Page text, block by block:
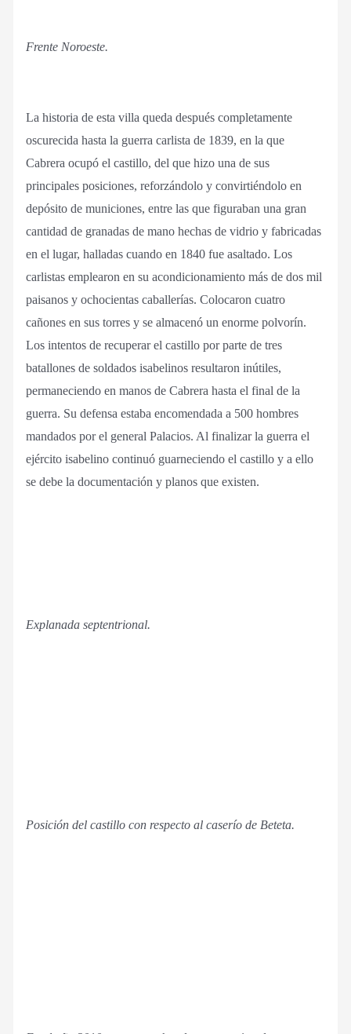
Frente Noroeste.
La historia de esta villa queda después completamente
oscurecida hasta la guerra carlista de 1839, en la que
Cabrera ocupó el castillo, del que hizo una de sus
principales posiciones, reforzándolo y convirtiéndolo en
depósito de municiones, entre las que figuraban una gran
cantidad de granadas de mano hechas de vidrio y fabricadas
en el lugar, halladas cuando en 1840 fue asaltado. Los
carlistas emplearon en su acondicionamiento más de dos mil
paisanos y ochocientas caballerías. Colocaron cuatro
cañones en sus torres y se almacenó un enorme polvorín.
Los intentos de recuperar el castillo por parte de tres
batallones de soldados isabelinos resultaron inútiles,
permaneciendo en manos de Cabrera hasta el final de la
guerra. Su defensa estaba encomendada a 500 hombres
mandados por el general Palacios. Al finalizar la guerra el
ejército isabelino continuó guarneciendo el castillo y a ello
se debe la documentación y planos que existen.
Explanada septentrional.
Posición del castillo con respecto al caserío de Beteta.